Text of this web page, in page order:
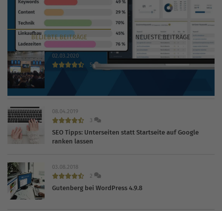
BELIEBTEBEITRÄGE NEUESTEBEITRÄGE
02.03.2020
5
08.04.2019
3
SEO Tipps: Unterseiten statt Startseite auf Google
ranken lassen
03.08.2018
2
Gutenberg bei WordPress 4.9.8